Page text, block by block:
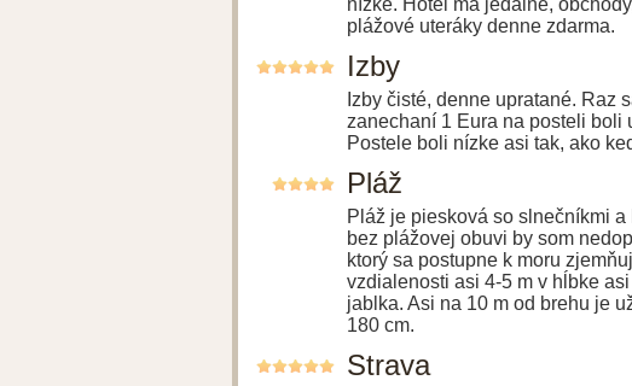
plážové uteráky denne zdarma.
Izby
Izby čisté, denne upratané. Raz
zanechaní 1 Eura na posteli boli
Postele boli nízke asi tak, ako
Pláž
Pláž je piesková so slnečníkmi
bez plážovej obuvi by som
ktorý sa postupne k moru
vzdialenosti asi 4-5 m v hĺbke
jablka. Asi na 10 m od brehu je
180 cm.
Strava